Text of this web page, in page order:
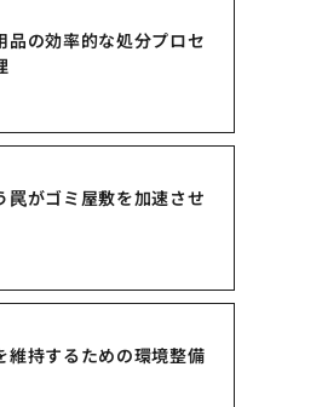
品の効率的な処分プロセ
罠がゴミ屋敷を加速させ
維持するための環境整備